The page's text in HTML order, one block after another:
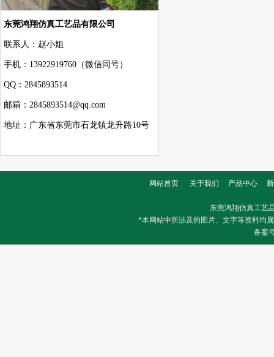
东莞鸿翔仿真工艺品有限公司
联系人：赵小姐
手机：13922919760（微信同号）
QQ：2845893514
邮箱：2845893514@qq.com
地址：广东省东莞市石龙镇龙升路10号
网站首页 关于我们 产品中心
东莞鸿翔仿真工艺
*本网站中所涉及的图片、文字等资料均
备案